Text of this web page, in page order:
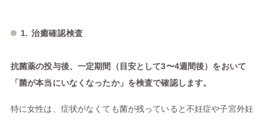
1. 治癒確認検査
抗菌薬の投与後、一定期間（目安として3〜4週間後）をおいて
「菌が本当にいなくなったか」を検査で確認します。
特に女性は、症状がなくても菌が残っていると不妊症や子宮外妊